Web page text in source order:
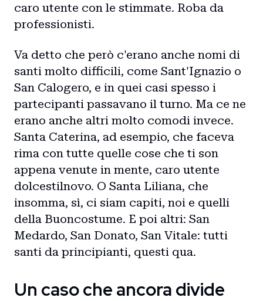
Home
Intro
caro utente con le stimmate. Roba da
professionisti.
Va detto che però c'erano anche nomi di
santi molto difficili, come Sant'Ignazio o
San Calogero, e in quei casi spesso i
partecipanti passavano il turno. Ma ce ne
erano anche altri molto comodi invece.
Santa Caterina, ad esempio, che faceva
rima con tutte quelle cose che ti son
appena venute in mente, caro utente
dolcestilnovo. O Santa Liliana, che
insomma, sì, ci siam capiti, noi e quelli
della Buoncostume. E poi altri: San
Medardo, San Donato, San Vitale: tutti
santi da principianti, questi qua.
Un caso che ancora divide